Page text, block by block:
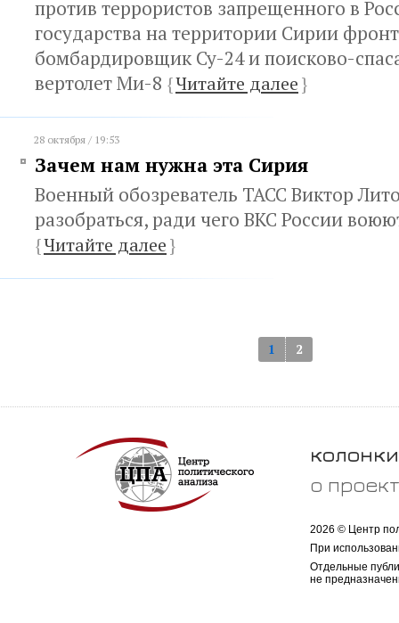
против террористов запрещенного в
государства на территории Сирии
бомбардировщик Су-24 и поисково-
вертолет Ми-8 {Читайте далее}
28 октября / 19:53
Зачем нам нужна эта Сирия
Военный обозреватель ТАСС Виктор
разобраться, ради чего ВКС России
{Читайте далее}
1 2
колонки
о
2026 © Центр
При
Отдельные
не